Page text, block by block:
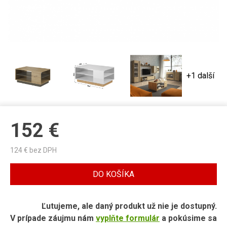
+1 další
152 €
124€ bez DPH
DO KOŠÍKA
Ľutujeme, ale daný produkt už nie je dostupný.
V prípade záujmu nám vyplňte formulár a pokúsime sa